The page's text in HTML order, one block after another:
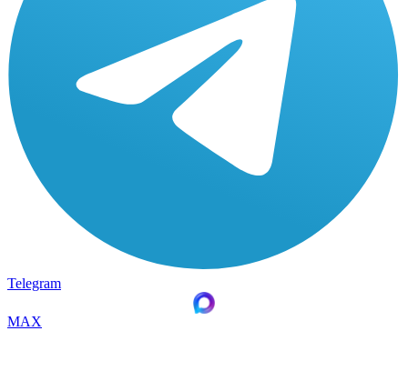
Telegram
MAX